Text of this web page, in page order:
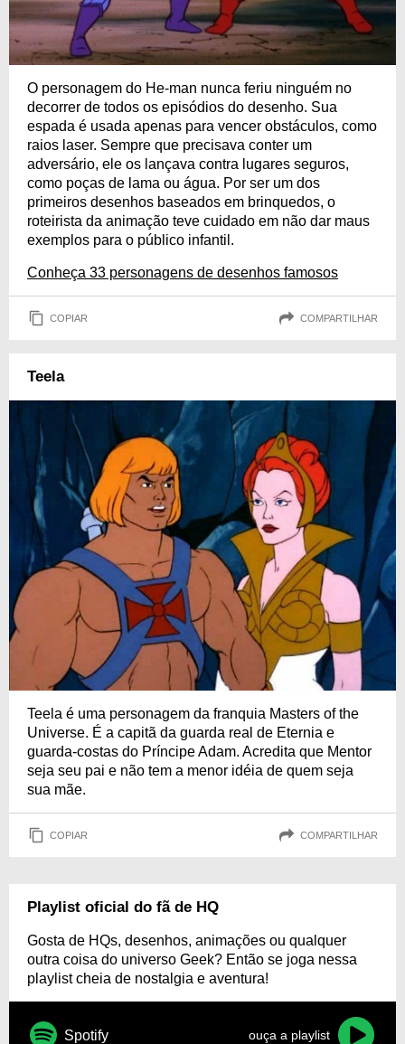
O personagem do He-man nunca feriu ninguém no
decorrer de todos os episódios do desenho. Sua
espada é usada apenas para vencer obstáculos, como
raios laser. Sempre que precisava conter um
adversário, ele os lançava contra lugares seguros,
como poças de lama ou água. Por ser um dos
primeiros desenhos baseados em brinquedos, o
roteirista da animação teve cuidado em não dar maus
exemplos para o público infantil.
Conheça 33 personagens de desenhos famosos
COPIAR COMPARTILHAR
Teela
Teela é uma personagem da franquia Masters of the
Universe. É a capitã da guarda real de Eternia e
guarda-costas do Príncipe Adam. Acredita que Mentor
seja seu pai e não tem a menor idéia de quem seja
sua mãe.
COPIAR COMPARTILHAR
Playlist oficial do fã de HQ
Gosta de HQs, desenhos, animações ou qualquer
outra coisa do universo Geek? Então se joga nessa
playlist cheia de nostalgia e aventura!
Spotify ouça a playlist